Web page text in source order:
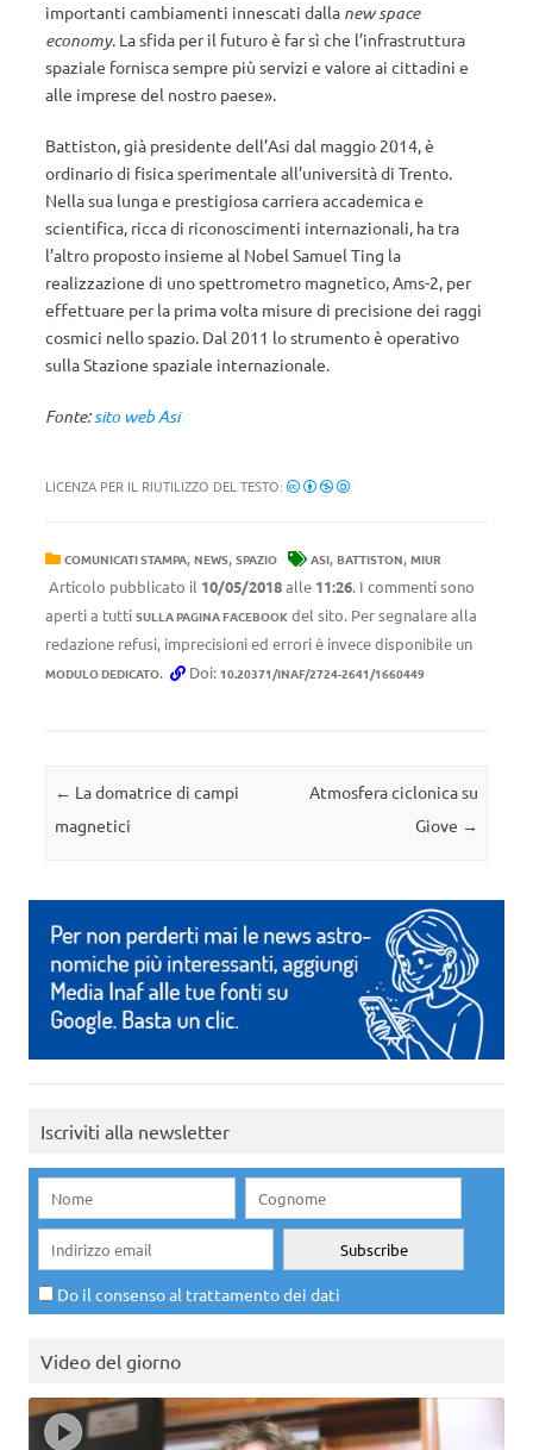
importanti cambiamenti innescati dalla new space
economy. La sfida per il futuro è far sì che l’infrastruttura
spaziale fornisca sempre più servizi e valore ai cittadini e
alle imprese del nostro paese».
Battiston, già presidente dell’Asi dal maggio 2014, è
ordinario di fisica sperimentale all’università di Trento.
Nella sua lunga e prestigiosa carriera accademica e
scientifica, ricca di riconoscimenti internazionali, ha tra
l’altro proposto insieme al Nobel Samuel Ting la
realizzazione di uno spettrometro magnetico, Ams-2, per
effettuare per la prima volta misure di precisione dei raggi
cosmici nello spazio. Dal 2011 lo strumento è operativo
sulla Stazione spaziale internazionale.
Fonte:sito web Asi
LICENZA PER IL RIUTILIZZO DEL TESTO:
COMUNICATI STAMPA, NEWS, SPAZIO ASI, BATTISTON, MIUR
Articolo pubblicato il 10/05/2018alle 11:26. I commenti sono
aperti a tutti SULLA PAGINA FACEBOOK del sito. Per segnalare alla
redazione refusi, imprecisioni ed errori è invece disponibile un
MODULO DEDICATO. Doi: 10.20371/INAF/2724-2641/1660449
Navigazione articolo
← La domatrice di campi
magnetici
Atmosfera ciclonica su
Giove →
Iscriviti alla newsletter
Do il consenso al trattamento dei dati
Video del giorno